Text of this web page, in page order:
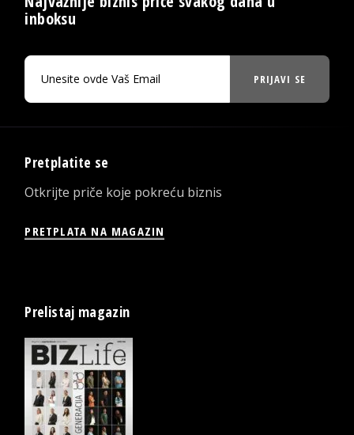
inboksu
PRIJAVI SE
Pretplatite se
Otkrijte priče koje pokreću biznis
PRETPLATA NA MAGAZIN
Prelistaj magazin